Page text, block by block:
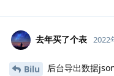
去年买了个表 2022
Bilu
后台导出数据